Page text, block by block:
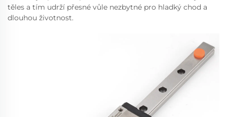
těles a tím udrží přesné vůle nezbytné pro hladký chod a
dlouhou životnost.